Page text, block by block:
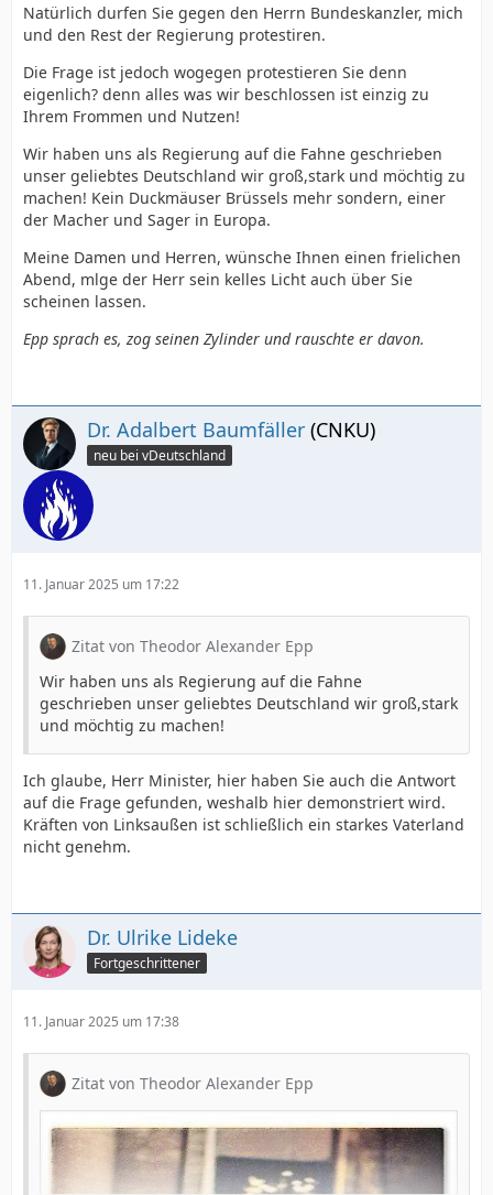
Natürlich durfen Sie gegen den Herrn Bundeskanzler, mich
und den Rest der Regierung protestiren.
Die Frage ist jedoch wogegen protestieren Sie denn
eigenlich? denn alles was wir beschlossen ist einzig zu
Ihrem Frommen und Nutzen!
Wir haben uns als Regierung auf die Fahne geschrieben
unser geliebtes Deutschland wir groß,stark und möchtig zu
machen! Kein Duckmäuser Brüssels mehr sondern, einer
der Macher und Sager in Europa.
Meine Damen und Herren, wünsche Ihnen einen frielichen
Abend, mlge der Herr sein kelles Licht auch über Sie
scheinen lassen.
Epp sprach es, zog seinen Zylinder und rauschte er davon.
Dr. Adalbert Baumfäller (CNKU)
neu bei vDeutschland
11. Januar 2025 um 17:22
Zitat von Theodor Alexander Epp
Wir haben uns als Regierung auf die Fahne
geschrieben unser geliebtes Deutschland wir groß,stark
und möchtig zu machen!
Ich glaube, Herr Minister, hier haben Sie auch die Antwort
auf die Frage gefunden, weshalb hier demonstriert wird.
Kräften von Linksaußen ist schließlich ein starkes Vaterland
nicht genehm.
Dr. Ulrike Lideke
Fortgeschrittener
11. Januar 2025 um 17:38
Zitat von Theodor Alexander Epp